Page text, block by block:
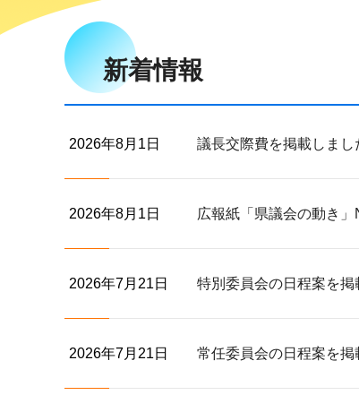
新着情報
2026年8月1日 議長交際費を掲載しまし
2026年8月1日 広報紙「県議会の動き」
2026年7月21日 特別委員会の日程案を掲
2026年7月21日 常任委員会の日程案を掲